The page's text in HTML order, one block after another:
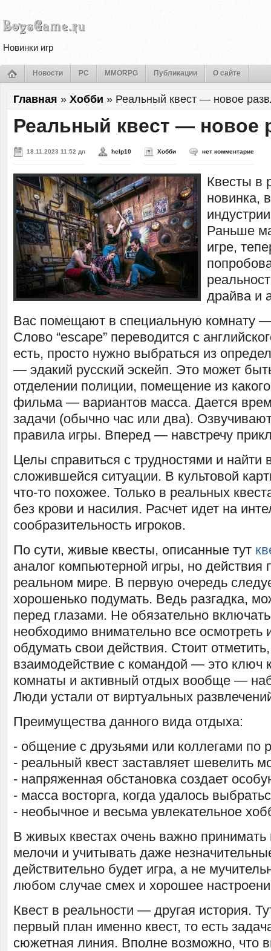
Новинки игр
Новости PC MMORPG Публикации О сайте
Главная » Хобби » Реальный квест — новое
Реальный квест — новое
18.11.2023 11:52 дп help10 Хобби нет комментарие
Квесты в
новинка,
Раньше
игре,
драйва и
Вас помещают в специальную комнату
Слово “escape” переводится с
есть, просто нужно выбраться из
— эдакий русский эскейп. Это может
отделении полиции, помещение из
фильма — вариантов масса. Дается
задачи (обычно час или два).
правила игры. Вперед — навстречу
Целы справиться с трудностями и найти
сложившейся ситуации. В культовой
что-то похожее. Только в реальных
без крови и насилия. Расчет идет на
сообразительность игроков.
По сути, живые квесты, описанные тут
аналог компьютерной игры, но действия
реальном мире. В первую очередь
хорошенько подумать. Ведь разгадка,
перед глазами. Не обязательно
необходимо внимательно все осмотреть
обдумать свои действия. Стоит
взаимодействие с командой — это ключ
комнаты и активный отдых вообще —
Люди устали от виртуальных
Преимущества данного вида отдыха:
- общение с друзьями или коллегами по
- реальный квест заставляет шевелить
- напряженная обстановка создает
- масса восторга, когда удалось
- необычное и весьма увлекательное
В живых квестах очень важно
мелочи и учитывать даже
действительно будет игра, а не
любом случае смех и хорошее
Квест в реальности — другая история.
первый план именно квест, то есть
сюжетная линия. Вполне возможно, что